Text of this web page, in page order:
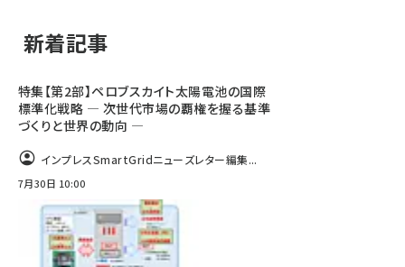
新着記事
特集【第2部】ペロブスカイト太陽電池の国際
標準化戦略 ― 次世代市場の覇権を握る基準
づくりと世界の動向 ―
インプレスSmartGridニューズレター編集...
7月30日 10:00